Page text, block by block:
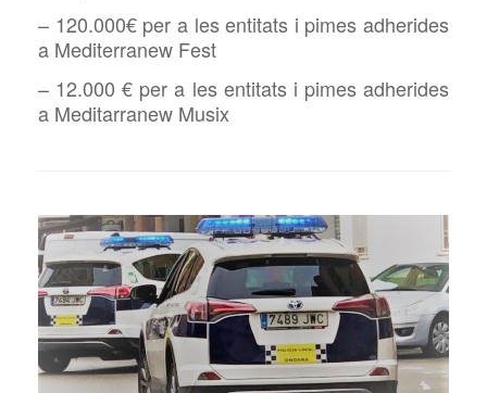
– 120.000€ per a les entitats i pimes adherides
a Mediterranew Fest
– 12.000 € per a les entitats i pimes adherides
a Meditarranew Musix